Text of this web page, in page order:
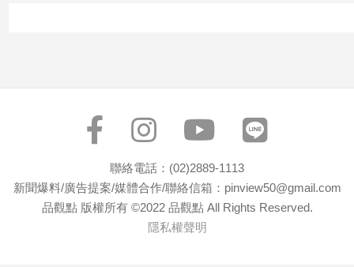
聯絡電話：(02)2889-1113
新聞爆料/廣告提案/媒體合作/聯絡信箱：pinview50@gmail.com
品觀點 版權所有 ©2022 品觀點 All Rights Reserved.
隱私權聲明